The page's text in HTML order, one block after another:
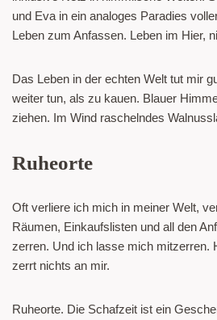
und Eva in ein analoges Paradies
Leben zum Anfassen. Leben im Hier,
Das Leben in der echten Welt tut mir
weiter tun, als zu kauen. Blauer
ziehen. Im Wind raschelndes
Ruheorte
Oft verliere ich mich in meiner Welt,
Räumen, Einkaufslisten und all den
zerren. Und ich lasse mich mitzerren.
zerrt nichts an mir.
Ruheorte. Die Schafzeit ist ein